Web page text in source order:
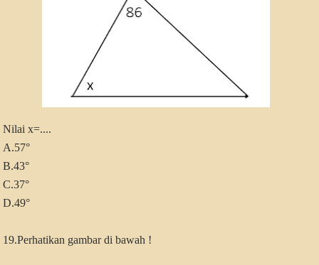
Nilai x=....
A.57°
B.43°
C.37°
D.49°
19.Perhatikan gambar di bawah !